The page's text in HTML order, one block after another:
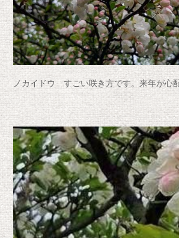
ノカイドウ すごい咲き方です。来年が心